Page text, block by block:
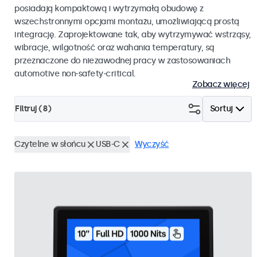
posiadają kompaktową i wytrzymałą obudowę z
wszechstronnymi opcjami montażu, umożliwiającą prostą
integrację. Zaprojektowane tak, aby wytrzymywać wstrząsy,
wibracje, wilgotność oraz wahania temperatury, są
przeznaczone do niezawodnej pracy w zastosowaniach
automotive non-safety-critical.
Zobacz więcej
Sortuj
Filtruj (8)
Czytelne w słońcu USB-C Wyczyść